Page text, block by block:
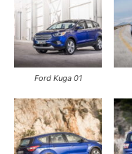
Ford Kuga 01